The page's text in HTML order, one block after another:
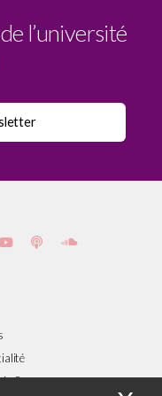
l’université
8